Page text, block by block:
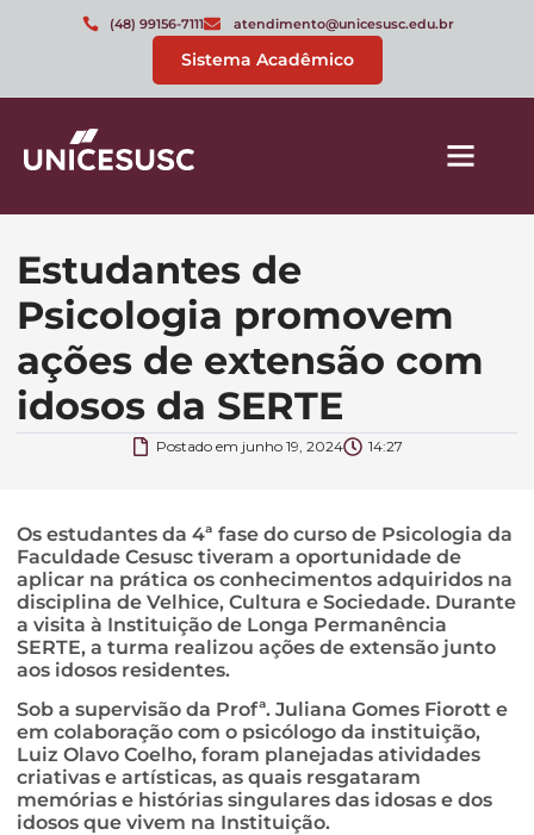
(48) 99156-7111 atendimento@unicesusc.edu.br
Sistema Acadêmico
Estudantes de
Psicologia promovem
ações de extensão com
idosos da SERTE
Postado em junho 19, 2024 14:27
Os estudantes da 4ª fase do curso de Psicologia da
Faculdade Cesusc tiveram a oportunidade de
aplicar na prática os conhecimentos adquiridos na
disciplina de Velhice, Cultura e Sociedade. Durante
a visita à Instituição de Longa Permanência
SERTE, a turma realizou ações de extensão junto
aos idosos residentes.
Sob a supervisão da Profª. Juliana Gomes Fiorott e
em colaboração com o psicólogo da instituição,
Luiz Olavo Coelho, foram planejadas atividades
criativas e artísticas, as quais resgataram
memórias e histórias singulares das idosas e dos
idosos que vivem na Instituição.